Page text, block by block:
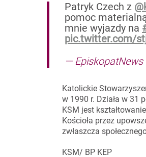
Patryk Czech z
pomoc
mnie wyjazdy na
pic.twitter.com/
—
Katolickie
w 1990 r. Działa w 31
KSM jest
Kościoła przez
zwłaszcza
KSM/ BP KEP